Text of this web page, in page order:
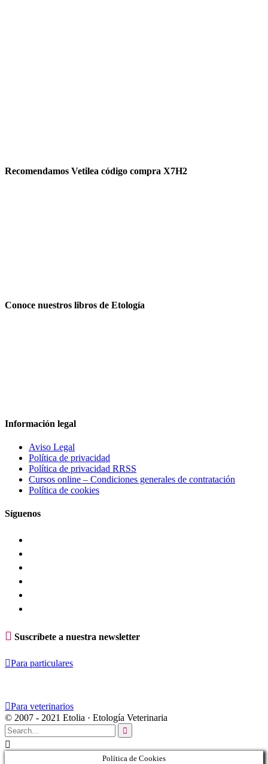
Recomendamos Vetilea código compra X7H2
Conoce nuestros libros de Etología
Información legal
Aviso Legal
Política de privacidad
Política de privacidad RRSS
Cursos online – Condiciones generales de contratación
Política de cookies
Síguenos
 Suscríbete a nuestra newsletter
Para particulares
Para veterinarios
© 2007 - 2021 Etolia · Etología Veterinaria


Política de Cookies